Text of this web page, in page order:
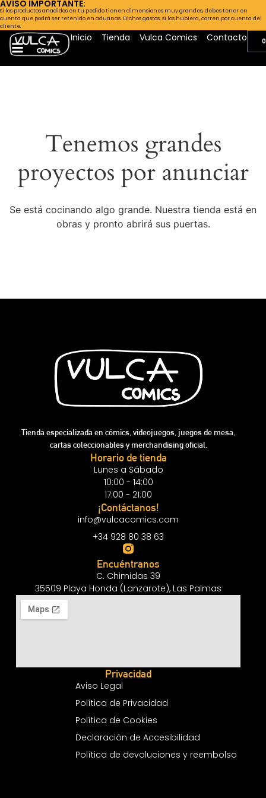
AVISO IMPORTANTE:
Si los productos añadidos en tu pedido tienen dimensiones muy grandes, debes tener en
cuenta que podrá ser retenido en aduanas. Dichos gastos, si los hubiera, corren por cuenta del
cliente.
Inicio Tienda Vulca Comics Contacto
Tenemos grandes
proyectos por anunciar
Se está cocinando algo grande. Nuestra tienda está en
obras y pronto abrirá sus puertas.
Tienda especializada en cómics, videojuegos, juegos de mesa,
cartas coleccionables y merchandising oficial.
Horario de tienda
Lunes a Sábado
10:00 - 14:00
17:00 - 21:00
¡Contáctanos!
info@vulcacomics.com
+34 928 80 38 63
Encuéntranos
C. Chimidas 39
35509 Playa Honda (Lanzarote), Las Palmas
Privacidad
Aviso Legal
Política de Privacidad
Política de Cookies
Declaración de Accesibilidad
Política de devoluciones y reembolso